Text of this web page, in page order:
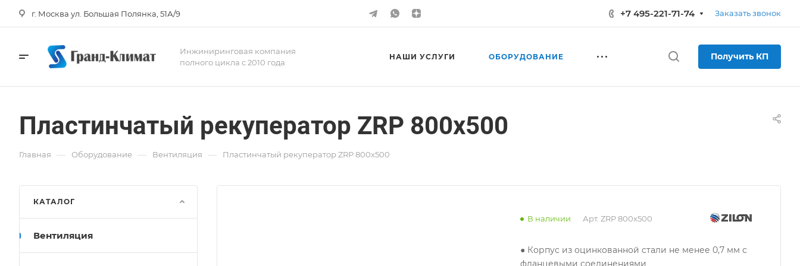
г. Москва ул. Большая Полянка, 51А/9 +7 495-221-71-74 Заказать звонок
Инжиниринговая компания
полного цикла с 2010 года
НАШИ УСЛУГИ ОБОРУДОВАНИЕ Получить КП
Пластинчатый рекуператор ZRP 800x500
Главная — Оборудование — Вентиляция — Пластинчатый рекуператор ZRP 800x500
В наличии Арт. ZRP 800x500
● Корпус из оцинкованной стали не менее 0,7 мм с
фланцевыми соединениями
КАТАЛОГ
Вентиляция